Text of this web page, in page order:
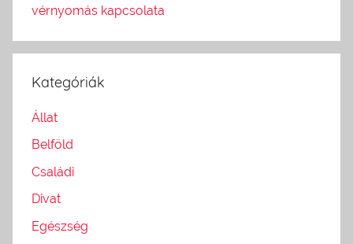
vérnyomás kapcsolata
Kategóriák
Állat
Belföld
Családi
Divat
Egészség